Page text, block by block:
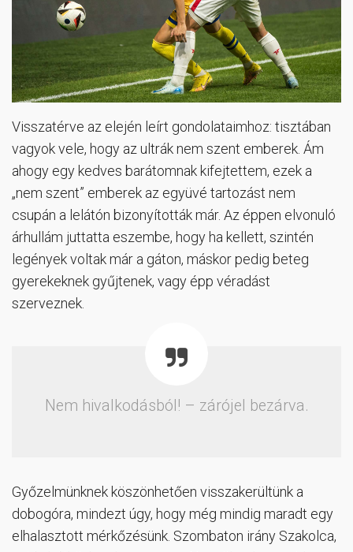
Visszatérve az elején leírt gondolataimhoz: tisztában
vagyok vele, hogy az ultrák nem szent emberek. Ám
ahogy egy kedves barátomnak kifejtettem, ezek a
„nem szent” emberek az együvé tartozást nem
csupán a lelátón bizonyították már. Az éppen elvonuló
árhullám juttatta eszembe, hogy ha kellett, szintén
legények voltak már a gáton, máskor pedig beteg
gyerekeknek gyűjtenek, vagy épp véradást
szerveznek.
Nem hivalkodásból! – zárójel bezárva.
Győzelmünknek köszönhetően visszakerültünk a
dobogóra, mindezt úgy, hogy még mindig maradt egy
elhalasztott mérkőzésünk. Szombaton irány Szakolca,